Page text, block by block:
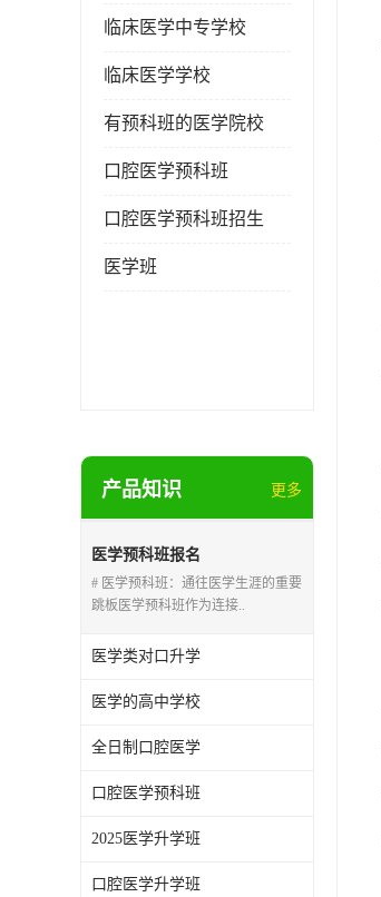
临床医学中专学校
临床医学学校
有预科班的医学院校
口腔医学预科班
口腔医学预科班招生
医学班
产品知识 更多
医学预科班报名
# 医学预科班：通往医学生涯的重要
跳板医学预科班作为连接..
医学类对口升学
医学的高中学校
全日制口腔医学
口腔医学预科班
2025医学升学班
口腔医学升学班